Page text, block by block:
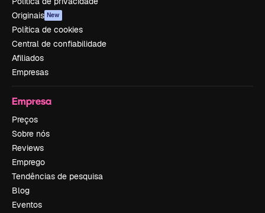
Originais New
Política de cookies
Central de confiabilidade
Afiliados
Empresas
Empresa
Preços
Sobre nós
Reviews
Emprego
Tendências de pesquisa
Blog
Eventos